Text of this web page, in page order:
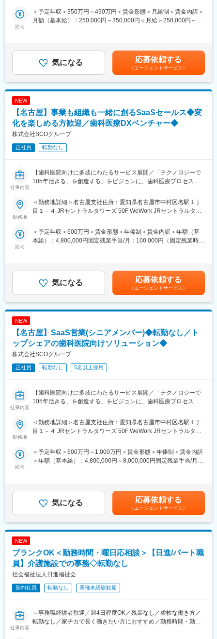
ケーキの箱作り、ピンセットによる綿詰めなど)のフォロー
■利用者について：
設立間もない事業所ですが、豊田エリアの方を中心に現在13名の
かりときまっているので残業はほとんど発生しない環境です。
給与
＜予定年収＞350万円～490万円＜賃金形態＞月給制＜賃金内訳＞
月額（基本給）：250,000円～350,000円＜月給＞250,000円～
(月額)は固定手当を含めた表記です。
気になる 応募依頼する
（エージェントサービス）
NEW
【名古屋】事業も組織も一緒に創るSaaSセールス◆変
化を楽しめる方歓迎／歯科医療DXベンチャー◆
株式会社SCOグループ
正社員 転勤なし
仕事内容
【歯科医院向けに多岐にわたるサービス展開／「テクノロジーで
105年活きる、を創造する」をビジョンに、歯科医療プロセスの
■おすすめポイント：
★決められたやり方ではなく、自ら考え挑戦できる環境です！
★経験以上に、変化を楽しむ姿勢や事業への共感を重視していま
自社SaaSプロダクト「paylight X」の営業活動を通じ、歯科医院
の経営改善と、その先にいる患者様の治療体験の変革を推進して
いただきます。
■業務詳細：
・無償プランから有償プランへの切り替え提案
・顧客ニーズのヒアリングと経営課題の抽出
・製品デモンストレーションと導入効果のプレゼンテーション
・見積作成・契約手続き・導入後のフォローアップ
◎新規開拓アプローチ
◎学会活動や歯科医師会等への参加を通じた、中長期的なコネク
◎CRMシステムでの顧客管理 など
営業メンバー：20名
カスタマーサクセス・サポート：10名
「テクノロジーで『105年活きる』を創造する」というビジョン
のもと、歯科医療の未来を変えるサービスを展開しています。
★AIやSaaSを活用し、歯科医院の業務改革を推進しています。
新サービス「paylight X」を通じて、予約・決済・コミュニケーシ
★変化を楽しみ、挑戦を歓迎するカルチャーがあります。
急成長フェーズならではのスピード感があり、年齢や役職に関係
なく主体的な提案やチャレンジが歓迎される環境です。
変更の範囲：会社の定める業務
勤務地
＜勤務地詳細＞名古屋支社住所：愛知県名古屋市中村区名駅１丁
目１－４ JRセントラルタワーズ 50F WeWork JRセントラルタワ
る事業所
給与
＜予定年収＞600万円＜賃金形態＞年俸制＜賃金内訳＞年額（基
本給）：4,800,000円固定残業手当/月：100,000円（固定残業時間
じて決定■昇給：年1回（6月）賃金はあくまでも目安の金額であ
り、選考を通じて上下する可能性があります。月給(月額)は固定手
当を含めた表記です。
気になる 応募依頼する
（エージェントサービス）
NEW
【名古屋】SaaS営業(シニアメンバー)◆転勤なし／ト
ップシェアの歯科医院向けソリューション◆
株式会社SCOグループ
正社員 転勤なし 5名以上採用
仕事内容
【歯科医院向けに多岐にわたるサービス展開／「テクノロジーで
105年活きる、を創造する」をビジョンに、歯科医療プロセスの
■おすすめポイント：
歓迎！
★経験以上に、挑戦を楽しむ姿勢やビジョンへの共感を重視しま
自社SaaSプロダクト「paylight X」の営業活動を通じ、歯科医院
の経営改善と、その先にいる患者様の治療体験の変革を推進して
いただきます。
■業務詳細：
・無償プランから有償プランへの切り替え提案
・顧客ニーズのヒアリングと経営課題の抽出
・製品デモンストレーションと導入効果のプレゼンテーション
・見積作成・契約手続き・導入後のフォローアップ
◎新規開拓アプローチ
◎学会活動や歯科医師会等への参加を通じた、中長期的なコネク
勤務地
＜勤務地詳細＞名古屋支社住所：愛知県名古屋市中村区名駅１丁
目１－４ JRセントラルタワーズ 50F WeWork JRセントラルタワ
る事業所
給与
＜予定年収＞600万円～1,000万円＜賃金形態＞年俸制＜賃金内訳
＞年額（基本給）：4,800,000円～8,000,000円固定残業手当/月：
給与補足＞※前職時を考慮しスキル、経験、能力に応じて決定■昇
給：年1回（6月）賃金はあくまでも目安の金額であり、選考を通
じて上下する可能性があります。月給(月額)は固定手当を含めた表
記です。
気になる 応募依頼する
（エージェントサービス）
NEW
ブランクOK＜勤務時間・曜日応相談＞【日進/パート職
員】介護施設での事務◇転勤なし
社会福祉法人日進福祉会
契約社員 転勤なし 業種未経験歓迎
仕事内容
～事務職経験者歓迎／週4日程度OK／残業なし／柔軟な働き方／
転勤なし／家チカで長く働きたい方におすすめ／勤務時間・勤務